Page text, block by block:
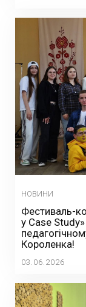
НОВИНИ
Фестиваль-
у Case
Короленка!
03.06.2026